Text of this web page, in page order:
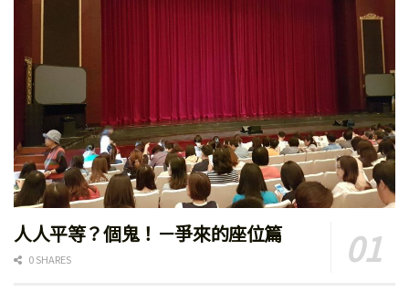
人人平等？個鬼！－爭來的座位篇
0 SHARES